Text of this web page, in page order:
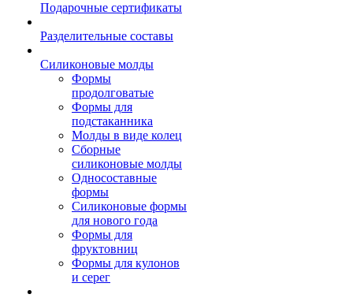
Подарочные сертификаты
Разделительные составы
Силиконовые молды
Формы
продолговатые
Формы для
подстаканника
Молды в виде колец
Сборные
силиконовые молды
Односоставные
формы
Силиконовые формы
для нового года
Формы для
фруктовниц
Формы для кулонов
и серег